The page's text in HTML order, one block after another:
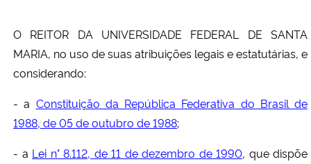
Secretaria de Governo
Gabinete de Segurança Institucional
Advocacia-Geral da União
O REITOR DA UNIVERSIDADE FEDERAL DE SANTA
MARIA, no uso de suas atribuições legais e estatutárias, e
considerando:
- a Constituição da República Federativa do Brasil de
1988, de 05 de outubro de 1988;
- a Lei n° 8.112, de 11 de dezembro de 1990, que dispõe